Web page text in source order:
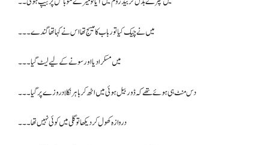
میں نے چیک کیا تو رباب کا میسج تھا اس نے کہا تھا گندے ۔۔۔
میں مسکرا دیا اور سونے کے لیے لیٹ گیا۔۔۔
دس منٹ ہی ہوئے تھے کہ ڈور بیل ہوئی میں اٹھ کر باہر نکلا دروزے پر گیا ۔۔۔
دروازہ کھول کر دیکھا تو گلی میں کوئی نہیں تھا۔۔۔